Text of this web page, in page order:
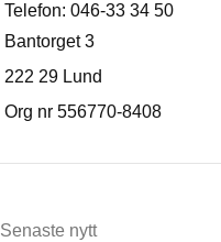
Telefon: 046-33 34 50
Bantorget 3
222 29 Lund
Org nr 556770-8408
Senaste nytt